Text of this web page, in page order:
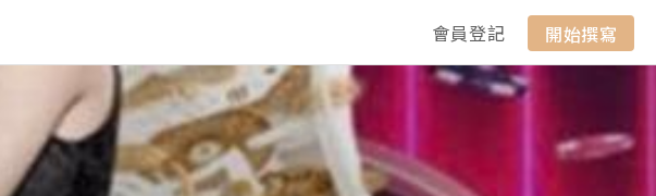
會員登記 開始撰寫